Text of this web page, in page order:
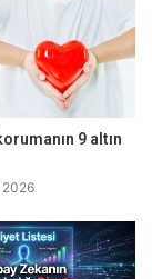
büyük
bağlı gelişen
tarzda
9 altın
2026